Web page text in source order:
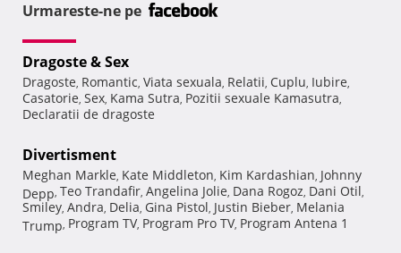
Urmareste-ne pe
Dragoste & Sex
Dragoste, Romantic, Viata sexuala, Relatii, Cuplu, Iubire,
Casatorie, Sex, Kama Sutra, Pozitii sexuale Kamasutra,
Declaratii de dragoste
Divertisment
Meghan Markle, Kate Middleton, Kim Kardashian, Johnny
Depp, Teo Trandafir, Angelina Jolie, Dana Rogoz, Dani Otil,
Smiley, Andra, Delia, Gina Pistol, Justin Bieber, Melania
Trump, Program TV, Program Pro TV, Program Antena 1